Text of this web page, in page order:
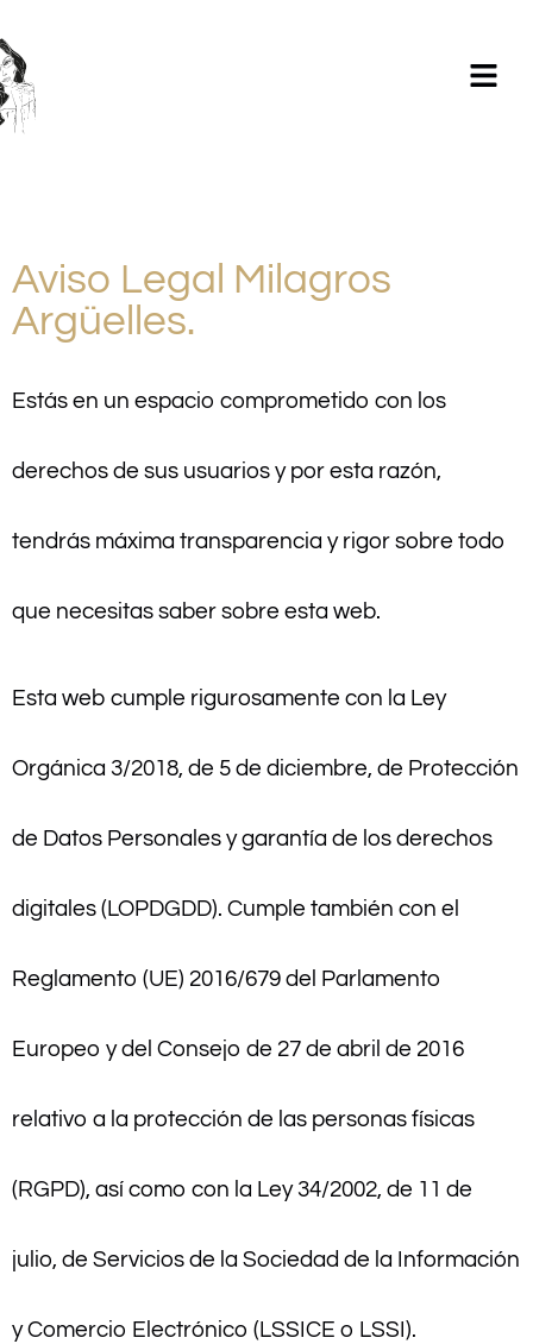
Formación | Ilustración holistic lifestyle | - CONTACTA -
Aviso Legal Milagros
Argüelles.
Estás en un espacio comprometido con los
derechos de sus usuarios y por esta razón,
tendrás máxima transparencia y rigor sobre todo
que necesitas saber sobre esta web.
Esta web cumple rigurosamente con la Ley
Orgánica 3/2018, de 5 de diciembre, de Protección
de Datos Personales y garantía de los derechos
digitales (LOPDGDD). Cumple también con el
Reglamento (UE) 2016/679 del Parlamento
Europeo y del Consejo de 27 de abril de 2016
relativo a la protección de las personas físicas
(RGPD), así como con la Ley 34/2002, de 11 de
julio, de Servicios de la Sociedad de la Información
y Comercio Electrónico (LSSICE o LSSI).